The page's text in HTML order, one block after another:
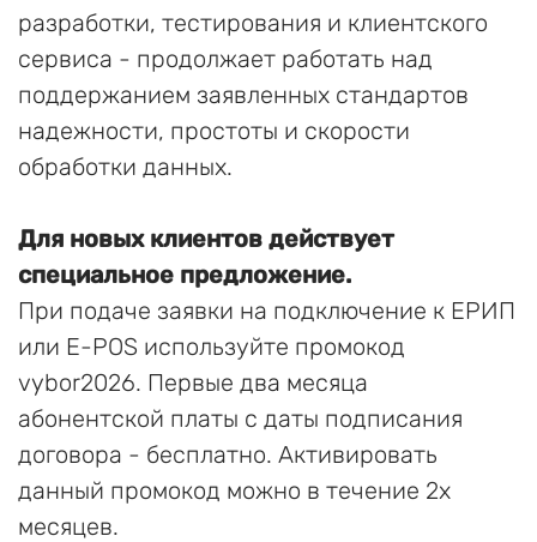
разработки, тестирования и клиентского
сервиса - продолжает работать над
поддержанием заявленных стандартов
надежности, простоты и скорости
обработки данных.
Для новых клиентов действует
специальное предложение.
При подаче заявки на подключение к ЕРИП
или E-POS используйте промокод
vybor2026. Первые два месяца
абонентской платы с даты подписания
договора - бесплатно. Активировать
данный промокод можно в течение 2х
месяцев.